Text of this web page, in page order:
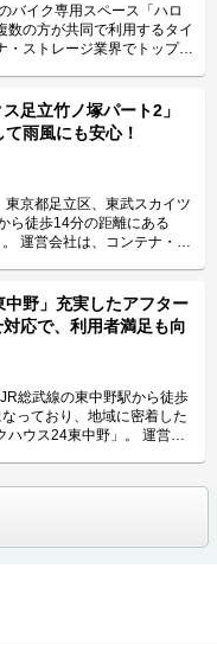
数の方が共同で利用するタイ
・ストレージ業界でトップレ
イクガレ
に位置する「ハローバイク
あり、24時間365日ご利用
のスペースをご用意して
た、屋内型トランクルーム
ツやメンテナンス用品の収
にも大変便利です。 主に
。「ハローバイクガレージ北
アクセス良好なバイク専用
ります。大きめの駐車スペ
スポーツタイプ、ビッグス
ております。 セキュ
た、電動シャッターや防犯カ
っかりしているので、盗難
雨風で汚したくない方にお
な仕様については事前内覧
スや立地など確認頂けます。
認していますが、これから
せください。時期によって
も多いため、気になった方
足立竹ノ塚パート2」
雨風にも安心！
ら徒歩14分の距離にある
運営会社は、コンテナ・ス
2」の特長や利用用途などを
地にある施設です。 広さ2
クボックスが17室ご用意
。 エリアリンク株式会社の
から愛されているBOXシェ
食に強いのが特長です。幅
ットなどの小物を置くことも
きるのでとても便利です。
エ
の方を中心にご利用頂いて
スクーター、レーサー・スポ
外タイプのバイクパーキン
中野」充実したアフター
応で、利用者満足も向
っており、地域に密着した
ハウス24東中野」。 運営会
型と屋内型合わせて約6万人
式会社が運営している「ト
向、会社の想いなどをご紹
用でき、セキュリティも空